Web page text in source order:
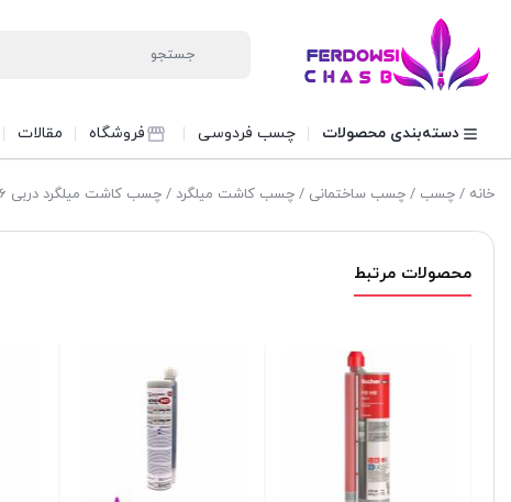
دسته‌بندی محصولات چسب فردوسی فروشگاه مقالات
خانه / چسب / چسب ساختمانی / چسب کاشت میلگرد / چسب کاشت میلگرد دربی D66
محصولات مرتبط